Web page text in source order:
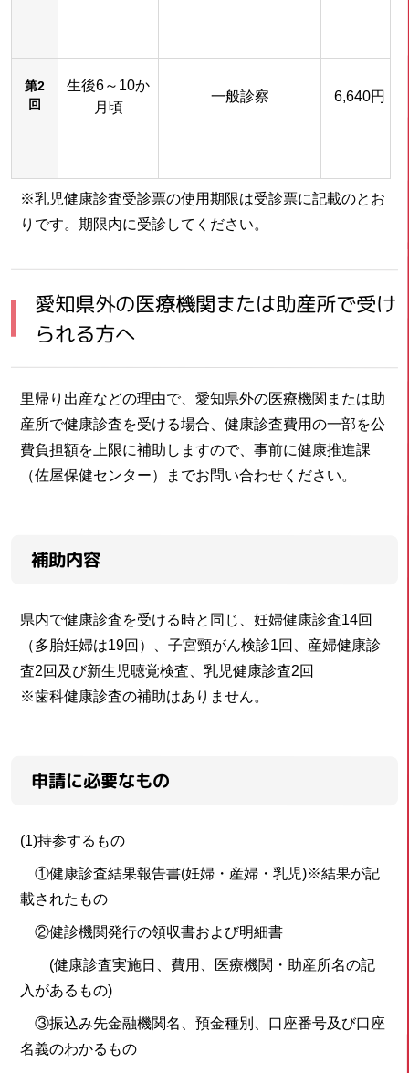
第2
回
生後6～10か
月頃
一般診察 6,640円
※乳児健康診査受診票の使用期限は受診票に記載のとお
りです。期限内に受診してください。
愛知県外の医療機関または助産所で受け
られる方へ
里帰り出産などの理由で、愛知県外の医療機関または助
産所で健康診査を受ける場合、健康診査費用の一部を公
費負担額を上限に補助しますので、事前に健康推進課
（佐屋保健センター）までお問い合わせください。
補助内容
県内で健康診査を受ける時と同じ、妊婦健康診査14回
（多胎妊婦は19回）、子宮頸がん検診1回、産婦健康診
査2回及び新生児聴覚検査、乳児健康診査2回
※歯科健康診査の補助はありません。
申請に必要なもの
(1)持参するもの
①健康診査結果報告書(妊婦・産婦・乳児)※結果が記
載されたもの
②健診機関発行の領収書および明細書
(健康診査実施日、費用、医療機関・助産所名の記
入があるもの)
③振込み先金融機関名、預金種別、口座番号及び口座
名義のわかるもの